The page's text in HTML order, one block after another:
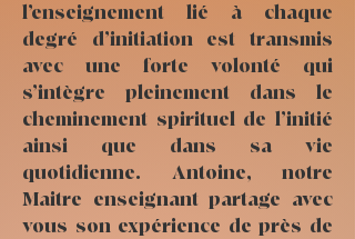
l’enseignement lié à chaque
degré d’initiation est transmis
avec une forte volonté qui
s’intègre pleinement dans le
cheminement spirituel de l’initié
ainsi que dans sa vie
quotidienne. Antoine, notre
Maitre enseignant partage avec
vous son expérience de près de